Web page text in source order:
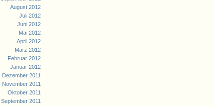
August 2012
Juli 2012
Juni 2012
Mai 2012
April 2012
März 2012
Februar 2012
Januar 2012
Dezember 2011
November 2011
Oktober 2011
September 2011